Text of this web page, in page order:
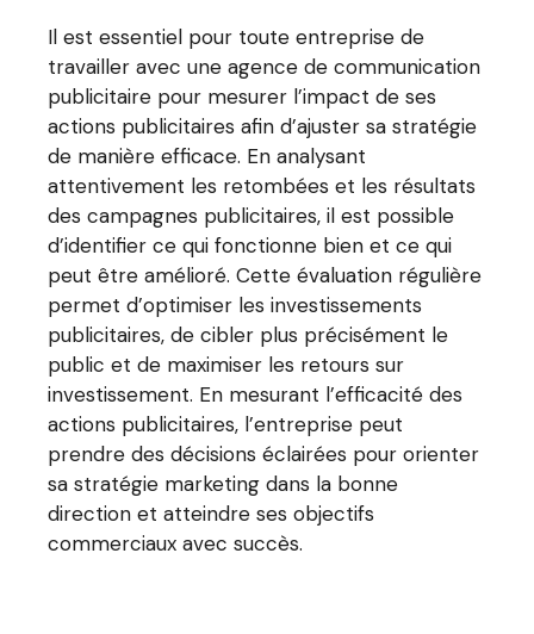
Il est essentiel pour toute entreprise de
travailler avec une agence de communication
publicitaire pour mesurer l’impact de ses
actions publicitaires afin d’ajuster sa stratégie
de manière efficace. En analysant
attentivement les retombées et les résultats
des campagnes publicitaires, il est possible
d’identifier ce qui fonctionne bien et ce qui
peut être amélioré. Cette évaluation régulière
permet d’optimiser les investissements
publicitaires, de cibler plus précisément le
public et de maximiser les retours sur
investissement. En mesurant l’efficacité des
actions publicitaires, l’entreprise peut
prendre des décisions éclairées pour orienter
sa stratégie marketing dans la bonne
direction et atteindre ses objectifs
commerciaux avec succès.